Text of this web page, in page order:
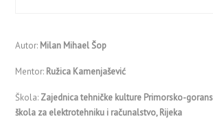
Autor: Milan Mihael Šop
Mentor: Ružica Kamenjašević
Škola: Zajednica tehničke kulture Primorsko-
škola za elektrotehniku i računalstvo, Rijeka